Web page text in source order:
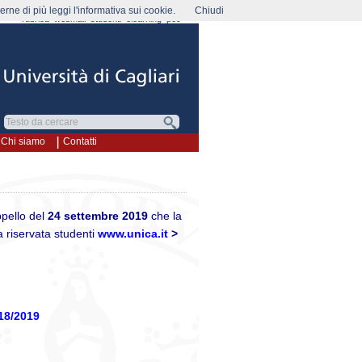
rubrica webmail
Chi siamo Contatti
del 24 settembre 2019 che la
riservata studenti www.unica.it >
2019
di più leggi l'informativa sui cookie. Chiudi